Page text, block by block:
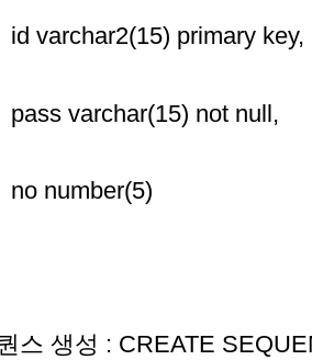
varchar2(15) primary key,
varchar(15) not null,
number(5)
스 생성 : CREATE